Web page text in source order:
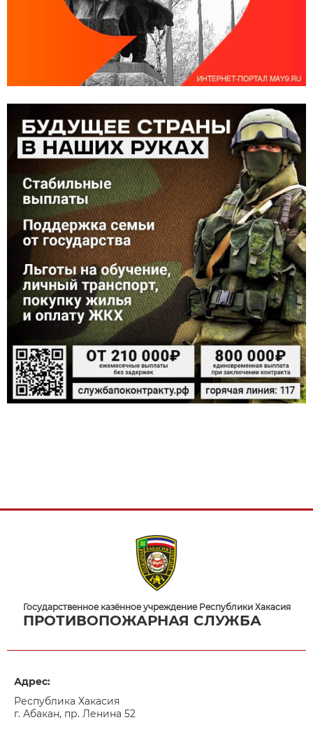
Государственное казённое учреждение Республики Хакасия
ПРОТИВОПОЖАРНАЯ СЛУЖБА
Адрес:
Республика Хакасия
г. Абакан, пр. Ленина 52